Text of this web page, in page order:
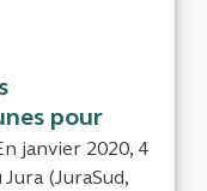
pour
janvier 2020, 4
(JuraSud,